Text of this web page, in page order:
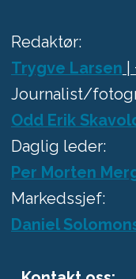
Redaktør:
Trygve Larsen
Journalist/
Odd Erik
Daglig leder:
Per Morten
Markedssjef:
Daniel